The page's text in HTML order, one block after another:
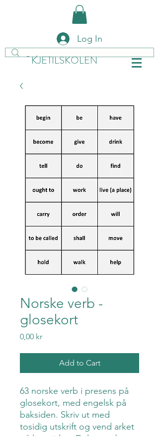
KJETILSKOLEN
Log In
Norske verb -
glosekort
0,00 krPrice
Add to Cart
63 norske verb i presens på
glosekort, med engelsk på
baksiden. Skriv ut med
tosidig utskrift og vend arket
på langsiden. Del ut og be